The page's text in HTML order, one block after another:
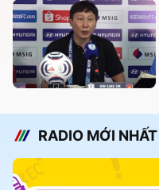
RADIO MỚI NHẤT